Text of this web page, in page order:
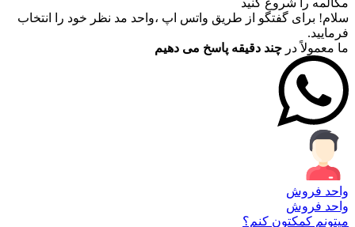
مکالمه را شروع کنید
سلام! برای گفتگو از طریق واتس اپ ،واحد مد نظر خود را انتخاب
فرمایید.
ما معمولاً در چند دقیقه پاسخ می دهیم
واحد فروش
واحد فروش
میتونم کمکتون کنم؟